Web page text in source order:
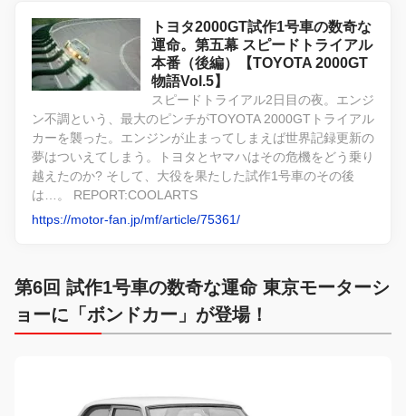
トヨタ2000GT試作1号車の数奇な
運命。第五幕 スピードトライアル
本番（後編）【TOYOTA 2000GT
物語Vol.5】
スピードトライアル2日目の夜。エンジ
ン不調という、最大のピンチがTOYOTA 2000GTトライアル
カーを襲った。エンジンが止まってしまえば世界記録更新の
夢はついえてしまう。トヨタとヤマハはその危機をどう乗り
越えたのか? そして、大役を果たした試作1号車のその後
は…。 REPORT:COOLARTS
https://motor-fan.jp/mf/article/75361/
第6回 試作1号車の数奇な運命 東京モーターシ
ョーに「ボンドカー」が登場！